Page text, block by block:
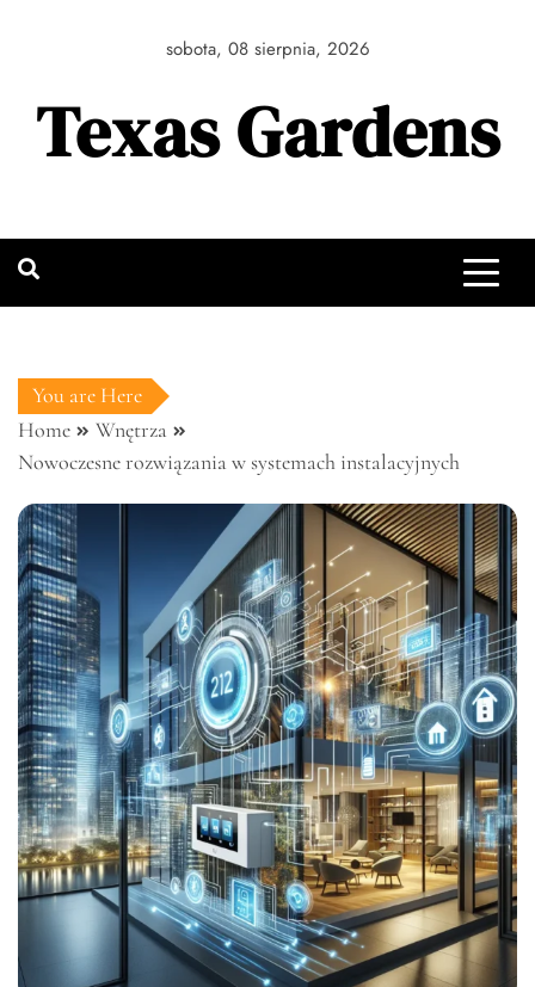
sobota, 08 sierpnia, 2026
Texas Gardens
You are Here
Home
Wnętrza
Nowoczesne rozwiązania w systemach instalacyjnych